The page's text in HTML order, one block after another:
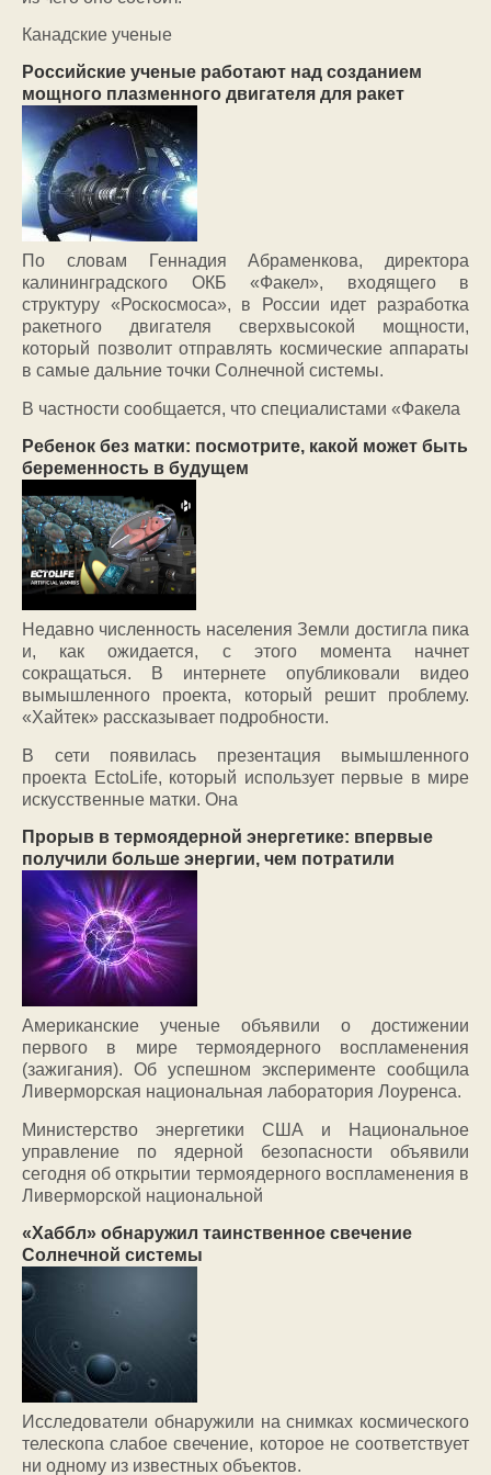
Канадские ученые
Российские ученые работают над созданием
мощного плазменного двигателя для ракет
По словам Геннадия Абраменкова, директора
калининградского ОКБ «Факел», входящего в
структуру «Роскосмоса», в России идет разработка
ракетного двигателя сверхвысокой мощности,
который позволит отправлять космические аппараты
в самые дальние точки Солнечной системы.
В частности сообщается, что специалистами «Факела
Ребенок без матки: посмотрите, какой может быть
беременность в будущем
Недавно численность населения Земли достигла пика
и, как ожидается, с этого момента начнет
сокращаться. В интернете опубликовали видео
вымышленного проекта, который решит проблему.
«Хайтек» рассказывает подробности.
В сети появилась презентация вымышленного
проекта EctoLife, который использует первые в мире
искусственные матки. Она
Прорыв в термоядерной энергетике: впервые
получили больше энергии, чем потратили
Американские ученые объявили о достижении
первого в мире термоядерного воспламенения
(зажигания). Об успешном эксперименте сообщила
Ливерморская национальная лаборатория Лоуренса.
Министерство энергетики США и Национальное
управление по ядерной безопасности объявили
сегодня об открытии термоядерного воспламенения в
Ливерморской национальной
«Хаббл» обнаружил таинственное свечение
Солнечной системы
Исследователи обнаружили на снимках космического
телескопа слабое свечение, которое не соответствует
ни одному из известных объектов.